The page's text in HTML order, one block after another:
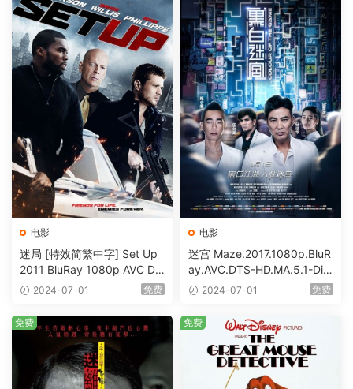
电影
迷局 [特效简繁中字] Set Up
2011 BluRay 1080p AVC DT
S-HD MA5.1-shhaclm@CHD
2024-07-01 免费
电影
迷宫 Maze.2017.1080p.BluR
ay.AVC.DTS-HD.MA.5.1-DiY
@HDHome [BDISO 19.7GB]
2024-07-01 免费
免费 免费